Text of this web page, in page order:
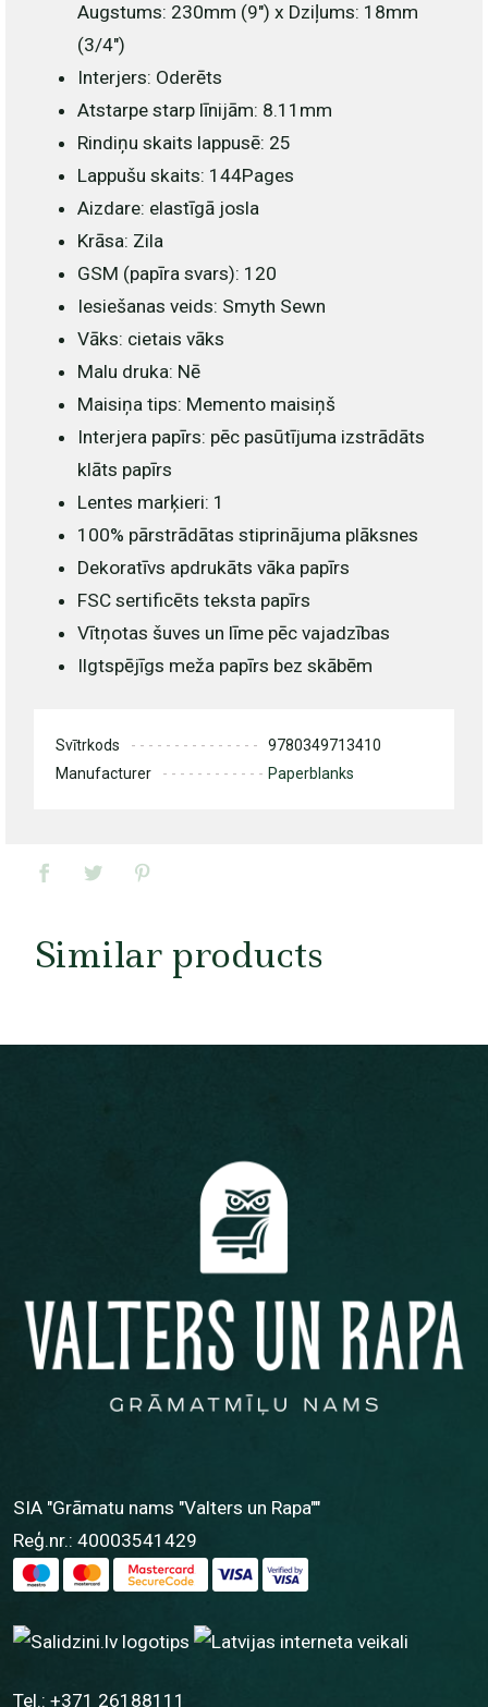
Augstums: 230mm (9") x Dziļums: 18mm
(3/4")
Interjers: Oderēts
Atstarpe starp līnijām: 8.11mm
Rindiņu skaits lappusē: 25
Lappušu skaits: 144Pages
Aizdare: elastīgā josla
Krāsa: Zila
GSM (papīra svars): 120
Iesiešanas veids: Smyth Sewn
Vāks: cietais vāks
Malu druka: Nē
Maisiņa tips: Memento maisiņš
Interjera papīrs: pēc pasūtījuma izstrādāts
klāts papīrs
Lentes marķieri: 1
100% pārstrādātas stiprinājuma plāksnes
Dekoratīvs apdrukāts vāka papīrs
FSC sertificēts teksta papīrs
Vītņotas šuves un līme pēc vajadzības
Ilgtspējīgs meža papīrs bez skābēm
Svītrkods
9780349713410
Manufacturer
Paperblanks
Similar products
SIA "Grāmatu nams "Valters un Rapa""
Reģ.nr.: 40003541429
Tel.: +371 26188111